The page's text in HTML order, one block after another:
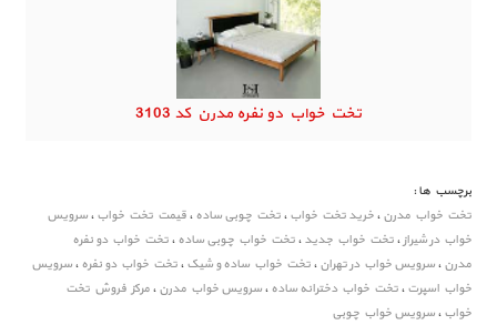
تخت خواب دو نفره مدرن کد 3103
برچسب ها :
تخت خواب مدرن،خرید تخت خواب،تخت چوبی ساده،قیمت تخت خواب،سرویس
خواب در شیراز،تخت خواب جدید،تخت خواب چوبی ساده،تخت خواب دو نفره
مدرن،سرویس خواب در تهران،تخت خواب ساده و شیک،تخت خواب دو نفره،سرویس
خواب اسپرت،تخت خواب دخترانه ساده،سرویس خواب مدرن،مرکز فروش تخت
خواب،سرویس خواب چوبی